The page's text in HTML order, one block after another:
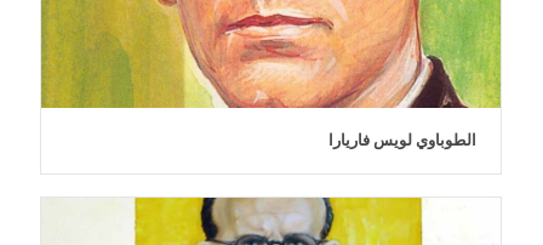
الطوباوي لويس فاريارا